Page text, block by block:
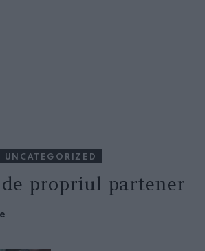
UNCATEGORIZED
propriul partener